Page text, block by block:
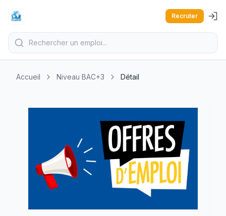
Recruter
Accueil Niveau BAC+3 Détail